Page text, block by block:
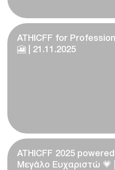
ATHICFF for
🎦 | 21.11.2025
ATHICFF 2025
Μεγάλο Ευχαριστώ 💗